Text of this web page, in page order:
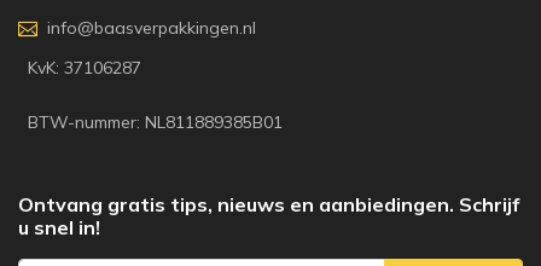
info@baasverpakkingen.nl
KvK: 37106287
BTW-nummer: NL811889385B01
Ontvang gratis tips, nieuws en aanbiedingen. Schrijf
u snel in!